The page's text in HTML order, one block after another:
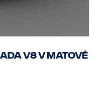
V8 v matové